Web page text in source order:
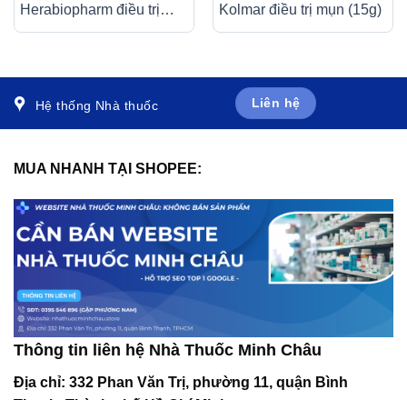
Herabiopharm điều trị
Kolmar điều trị mụn (15g)
Hệ thống Nhà thuốc Liên hệ
MUA NHANH TẠI SHOPEE:
Thông tin liên hệ Nhà Thuốc Minh Châu
Địa chỉ: 332 Phan Văn Trị, phường 11, quận Bình